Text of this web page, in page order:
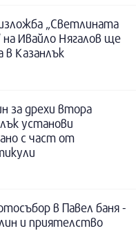
„Светлината
Ивайло Нягалов ще
в Казанлък
за дрехи втора
установи
с част от
в Павел баня -
и приятелство